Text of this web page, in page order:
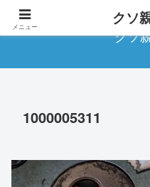
クソ
1000005311
メニュー クソ